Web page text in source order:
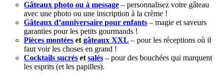
Gâteaux photo ou à message – personnalisez votre gâteau
avec une photo ou une inscription à la crème !
Gâteaux d’anniversaire pour enfants – magie et saveurs
garanties pour les petits gourmands !
Pièces montées etgâteaux XXL – pour les réceptions où il
faut voir les choses en grand !
Cocktails sucrés etsalés – pour des bouchées qui marquent
les esprits (et les papilles).